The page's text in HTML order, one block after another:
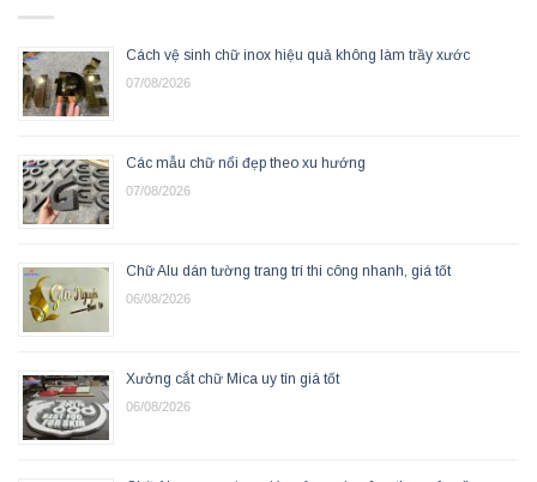
Cách vệ sinh chữ inox hiệu quả không làm trầy xước
07/08/2026
Các mẫu chữ nổi đẹp theo xu hướng
07/08/2026
Chữ Alu dán tường trang trí thi công nhanh, giá tốt
06/08/2026
Xưởng cắt chữ Mica uy tín giá tốt
06/08/2026